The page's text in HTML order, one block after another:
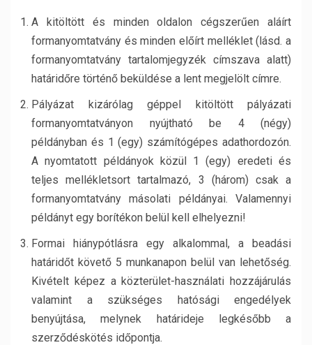
A kitöltött és minden oldalon cégszerűen aláírt
formanyomtatvány és minden előírt melléklet (lásd. a
formanyomtatvány tartalomjegyzék címszava alatt)
határidőre történő beküldése a lent megjelölt címre.
Pályázat kizárólag géppel kitöltött pályázati
formanyomtatványon nyújtható be 4 (négy)
példányban és 1 (egy) számítógépes adathordozón.
A nyomtatott példányok közül 1 (egy) eredeti és
teljes mellékletsort tartalmazó, 3 (három) csak a
formanyomtatvány másolati példányai. Valamennyi
példányt egy borítékon belül kell elhelyezni!
Formai hiánypótlásra egy alkalommal, a beadási
határidőt követő 5 munkanapon belül van lehetőség.
Kivételt képez a közterület-használati hozzájárulás
valamint a szükséges hatósági engedélyek
benyújtása, melynek határideje legkésőbb a
szerződéskötés időpontja.